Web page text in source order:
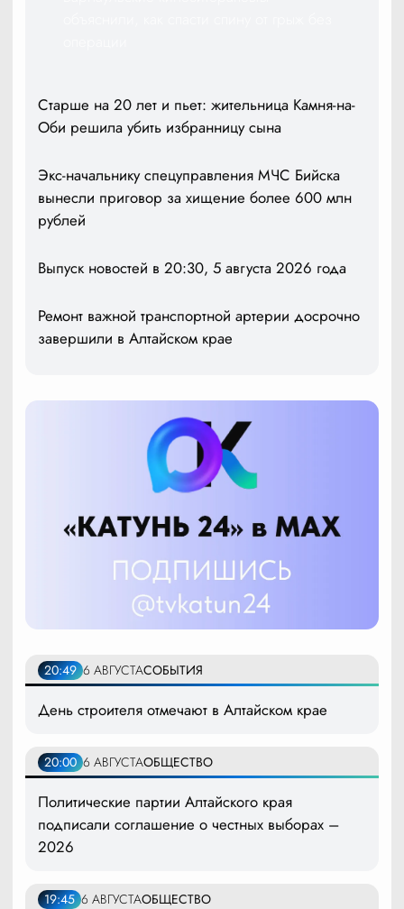
Старше на 20 лет и пьет: жительница Камня-на-
Оби решила убить избранницу сына
Экс-начальнику спецуправления МЧС Бийска
вынесли приговор за хищение более 600 млн
рублей
Выпуск новостей в 20:30, 5 августа 2026 года
Ремонт важной транспортной артерии досрочно
завершили в Алтайском крае
20:49 6 АВГУСТАСОБЫТИЯ
День строителя отмечают в Алтайском крае
20:00 6 АВГУСТАОБЩЕСТВО
Политические партии Алтайского края
подписали соглашение о честных выборах –
2026
19:45 6 АВГУСТАОБЩЕСТВО